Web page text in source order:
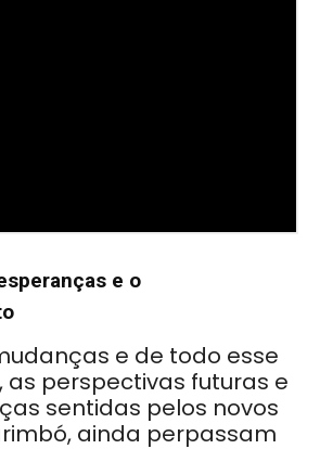
e o
e de todo esse
as perspectivas futuras e
sentidas pelos novos
ainda perpassam